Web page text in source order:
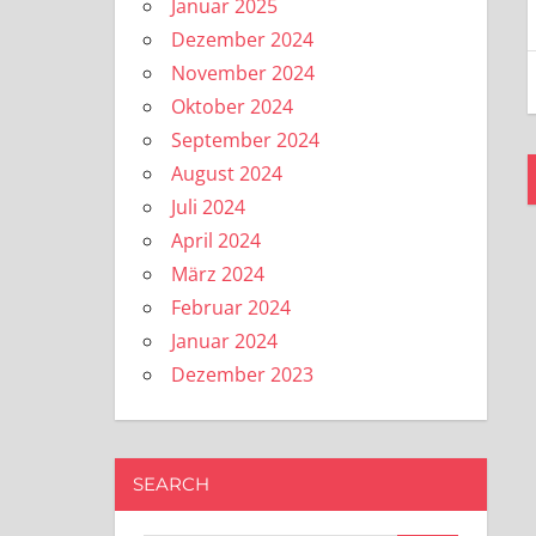
Januar 2025
Dezember 2024
November 2024
Oktober 2024
September 2024
August 2024
Juli 2024
April 2024
März 2024
Februar 2024
Januar 2024
Dezember 2023
SEARCH